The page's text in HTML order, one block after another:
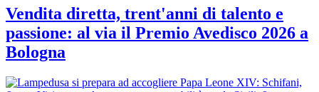
Vendita diretta, trent'anni di talento e
passione: al via il Premio Avedisco 2026 a
Bologna